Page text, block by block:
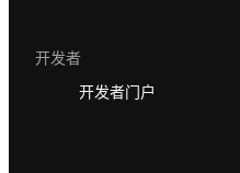
开发者
开发者门户